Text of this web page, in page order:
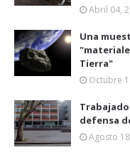
Abril 04,
Una
Tierra"
Octubre
defensa
Agosto